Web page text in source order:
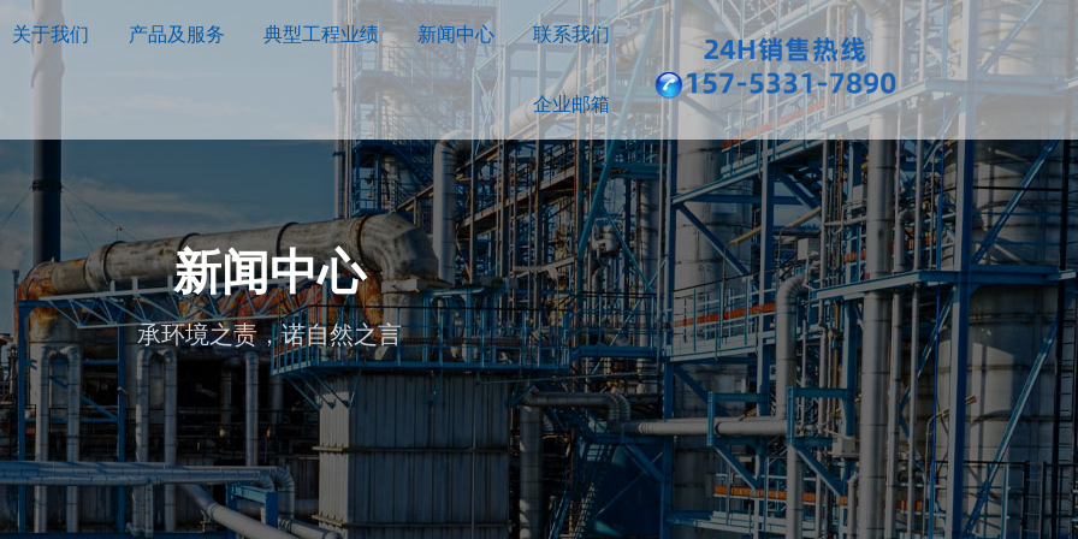
关于我们 产品及服务 典型工程业绩 新闻中心 联系我们
企业邮箱
新闻中心
承环境之责，诺自然之言